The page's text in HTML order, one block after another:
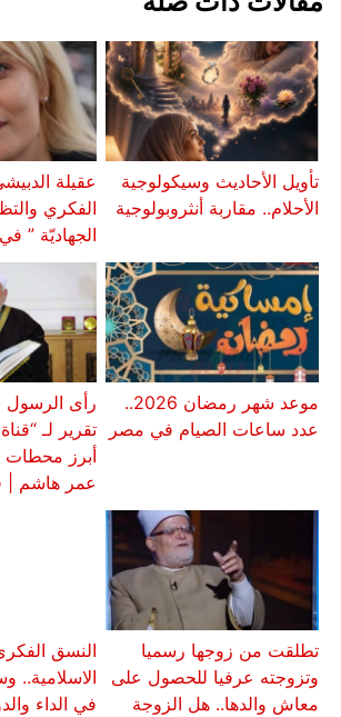
تأويل الأحاديث وسيكولوجية
الأحلام.. مقاربة أنثروبولوجية
عقيلة
الفكري
الجهاديّة ”
موعد شهر رمضان 2026..
عدد ساعات الصيام في مصر
رأى الرسول
تقرير لـ
أبرز محطات
عمر هاشم |
تطلقت من زوجها رسميا
وتزوجته عرفيا للحصول على
معاش والدها.. هل الزوجة
النسق
الاسلامية..
في الداء